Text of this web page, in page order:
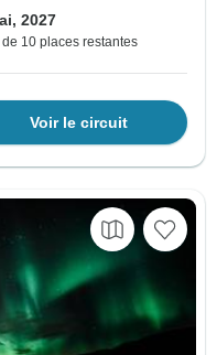
2027
de 10 places restantes
Voir le circuit